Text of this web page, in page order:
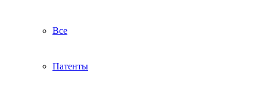
Все
Патенты